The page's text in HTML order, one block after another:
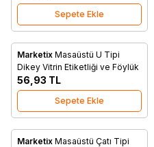
Sepete Ekle
Favorilere Ekle
Marketix Masaüstü U Tipi
Dikey Vitrin Etiketliği ve Föylük
56,93 TL
Sepete Ekle
Marketix Masaüstü Çatı Tipi